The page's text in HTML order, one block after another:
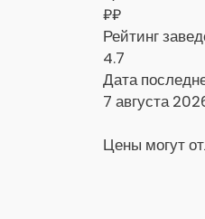
₽₽
Рейтинг
4.7
Дата
7 августа
Цены могут